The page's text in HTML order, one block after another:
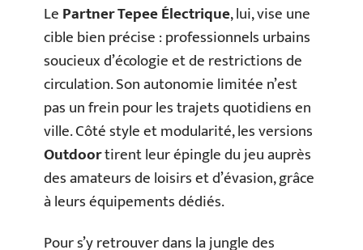
LePartner Tepee Électrique, lui, vise une
cible bien précise : professionnels urbains
soucieux d’écologie et de restrictions de
circulation. Son autonomie limitée n’est
pas un frein pour les trajets quotidiens en
ville. Côté style et modularité, les versions
Outdoortirent leur épingle du jeu auprès
des amateurs de loisirs et d’évasion, grâce
à leurs équipements dédiés.
Pour s’y retrouver dans la jungle des